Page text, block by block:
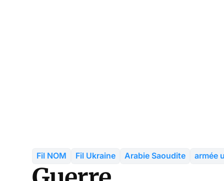
Fil NOM Fil Ukraine Arabie Saoudite armée